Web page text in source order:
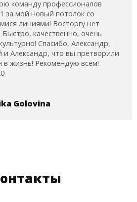
команду профессионалов
за мой новый потолок со
линиями! Восторгу нет
Быстро, качественно, очень
Спасибо, Александр,
Александр, что вы претворили
в жизнь! Рекомендую всем!
Golovina